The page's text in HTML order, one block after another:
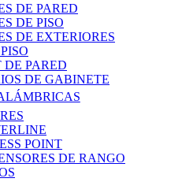
DE PARED
DE PISO
DE EXTERIORES
PARED
DE GABINETE
POINT
DE RANGO